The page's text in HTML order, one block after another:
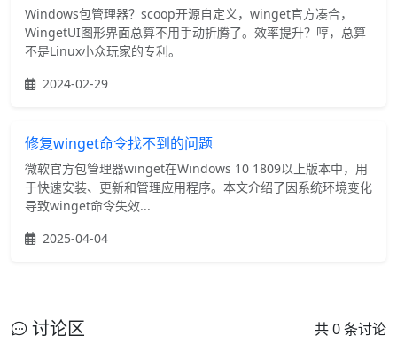
Windows包管理器？scoop开源自定义，winget官方凑合，
WingetUI图形界面总算不用手动折腾了。效率提升？哼，总算
不是Linux小众玩家的专利。
2024-02-29
修复winget命令找不到的问题
微软官方包管理器winget在Windows 10 1809以上版本中，用
于快速安装、更新和管理应用程序。本文介绍了因系统环境变化
导致winget命令失效...
2025-04-04
讨论区 共 0 条讨论